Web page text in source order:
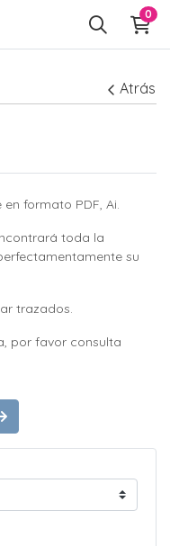
0
Atrás
formato PDF, Ai.
toda la
su
trazados.
por favor consulta